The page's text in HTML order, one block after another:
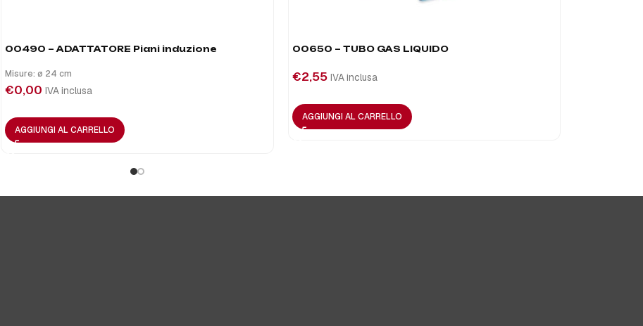
00490 – ADATTATORE Piani induzione
Misure: ø 24 cm
€0,00 IVA inclusa
AGGIUNGI AL CARRELLO
00650 – TUBO GAS LIQUIDO
€2,55 IVA inclusa
AGGIUNGI AL CARRELLO